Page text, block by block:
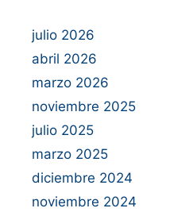
julio 2026
abril 2026
marzo 2026
noviembre 2025
julio 2025
marzo 2025
diciembre 2024
noviembre 2024